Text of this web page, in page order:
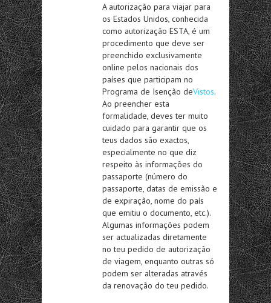
A autorização para viajar para
os Estados Unidos, conhecida
como autorização ESTA, é um
procedimento que deve ser
preenchido exclusivamente
online pelos nacionais dos
países que participam no
Programa de Isenção deVistos.
Ao preencher esta
formalidade, deves ter muito
cuidado para garantir que os
teus dados são exactos,
especialmente no que diz
respeito às informações do
passaporte (número do
passaporte, datas de emissão e
de expiração, nome do país
que emitiu o documento, etc.).
Algumas informações podem
ser actualizadas diretamente
no teu pedido de autorização
de viagem, enquanto outras só
podem ser alteradas através
da renovação do teu pedido.